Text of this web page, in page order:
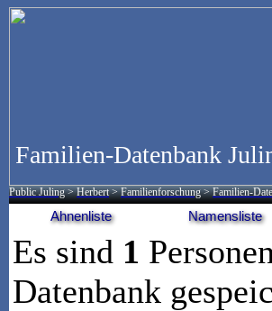
Familien-Datenbank
Public Juling >Herbert >Familienforschung >Familien-
Ahnenliste Namensliste
Es sind 1
Datenbank